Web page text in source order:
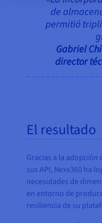
de
permitió
Gabriel
director
El resultado
Gracias a la adopción
sus API, Nexx360 ha
necesidades de
en entorno de
resiliencia de su